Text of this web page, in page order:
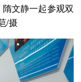
文静一起参观双
/摄